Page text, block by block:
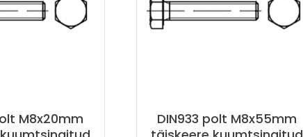
M8x20mm
DIN933 polt M8x55mm